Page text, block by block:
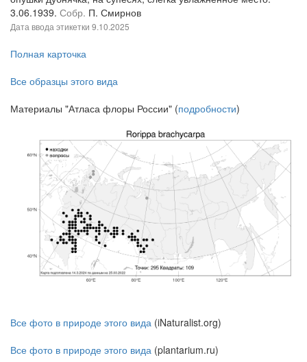
3.06.1939. Собр. П. Смирнов
Дата ввода этикетки 9.10.2025
Полная карточка
Все образцы этого вида
Материалы "Атласа флоры России" (подробности)
Все фото в природе этого вида (iNaturalist.org)
Все фото в природе этого вида (plantarium.ru)